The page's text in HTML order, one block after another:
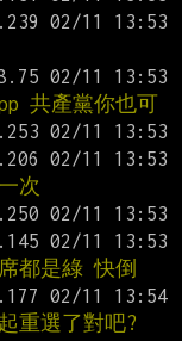
共產黨你也可
次
都是綠 快倒
重選了對吧?